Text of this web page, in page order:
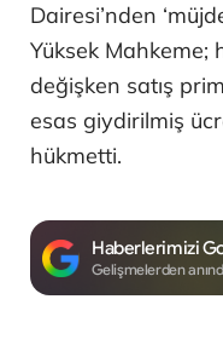
Dairesi’nden
Yüksek Mahkeme;
değişken satış
esas giydirilmiş
hükmetti.
Haberlerimizi
Gelişmelerden